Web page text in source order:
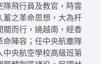
飛行員及教官，時雲
蓄之革命思想，大為杆
而行，繞越南，經香
陣容；任中央航塵隊
中央航空學校高級班第